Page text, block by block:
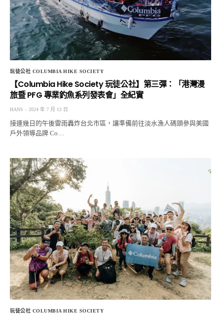
玩徒公社 COLUMBIA HIKE SOCIETY
【Columbia Hike Society 玩徒公社】第三彈：「港灣漫
旅暨 PFG 專業釣魚系列發表會」全紀實
HANS 2024 年 7 月 12 日
接連幾日的午後雷雨轟炸台北市區，讓準備前往淡水漁人碼頭參與美國
戶外領導品牌 Co…
玩徒公社 COLUMBIA HIKE SOCIETY